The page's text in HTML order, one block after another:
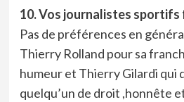
10. Vos journalistes sportifs
Pas de préférences en
Thierry Rolland pour sa
humeur et Thierry Gilardi qui
quelqu’un de droit ,honnête